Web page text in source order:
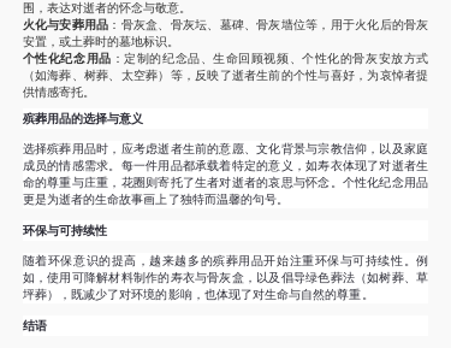
围，表达对逝者的怀念与敬意。
火化与安葬用品 ：骨灰盒、骨灰坛、墓碑、骨灰墙位等，用于火化后的骨灰
安置，或土葬时的墓地标识。
个性化纪念用品 ：定制的纪念品、生命回顾视频、个性化的骨灰安放方式
（如海葬、树葬、太空葬）等，反映了逝者生前的个性与喜好，为哀悼者提
供情感寄托。
殡葬用品的选择与意义
选择殡葬用品时，应考虑逝者生前的意愿、文化背景与宗教信仰，以及家庭
成员的情感需求。每一件用品都承载着特定的意义，如寿衣体现了对逝者生
命的尊重与庄重，花圈则寄托了生者对逝者的哀思与怀念。个性化纪念用品
更是为逝者的生命故事画上了独特而温馨的句号。
环保与可持续性
随着环保意识的提高，越来越多的殡葬用品开始注重环保与可持续性。例
如，使用可降解材料制作的寿衣与骨灰盒，以及倡导绿色葬法（如树葬、草
坪葬），既减少了对环境的影响，也体现了对生命与自然的尊重。
结语